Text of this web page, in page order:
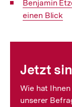
Interner
Link:
Benjamin
einen Blick
Jetzt
Wie hat
unserer